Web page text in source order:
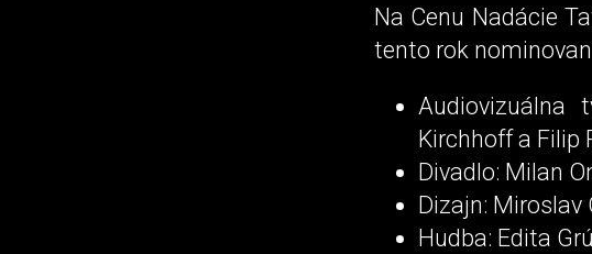
Na Cenu Nadácie
tento rok
Audiovizuálna
Kirchhoff a Filip
Divadlo: Milan
Dizajn: Miroslav
Hudba: Edita